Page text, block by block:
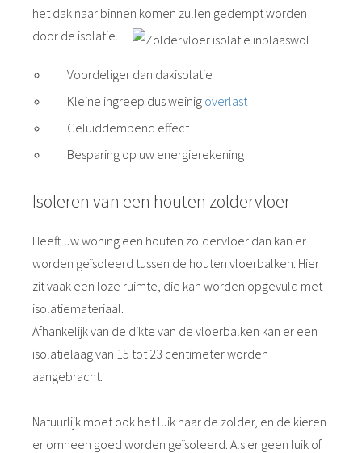
het dak naar binnen komen zullen gedempt worden
door de isolatie.
Voordeliger dan dakisolatie
Kleine ingreep dus weinig overlast
Geluiddempend effect
Besparing op uw energierekening
Isoleren van een houten zoldervloer
Heeft uw woning een houten zoldervloer dan kan er
worden geïsoleerd tussen de houten vloerbalken. Hier
zit vaak een loze ruimte, die kan worden opgevuld met
isolatiemateriaal.
Afhankelijk van de dikte van de vloerbalken kan er een
isolatielaag van 15 tot 23 centimeter worden
aangebracht.
Natuurlijk moet ook het luik naar de zolder, en de kieren
er omheen goed worden geïsoleerd. Als er geen luik of